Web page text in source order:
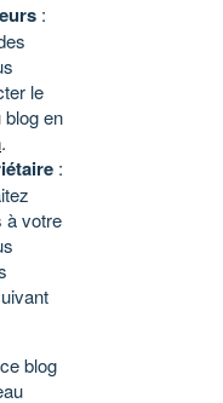
:
le
blog en
.
:
à votre
blog